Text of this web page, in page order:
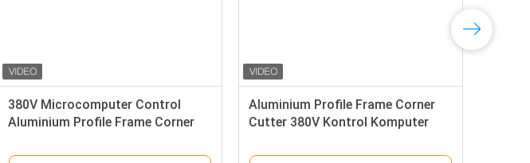
380V Microcomputer Control
Aluminium Profile Frame Corner
Aluminium Profile Frame Corner
Cutter 380V Kontrol Komputer